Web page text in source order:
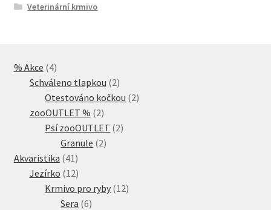
Veterinární krmivo
% Akce 44
produkty
Schváleno tlapkou 22
produkty
Otestováno kočkou 22
zooOUTLET % 22
produkty
Psí zooOUTLET 22
Granule 22
Akvaristika 41 41
produktů
Jezírko 1212
produktů
Krmivo pro ryby 1212
Sera 66